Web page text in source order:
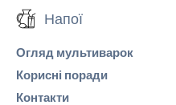
Напої
Огляд мультиварок
Корисні поради
Контакти